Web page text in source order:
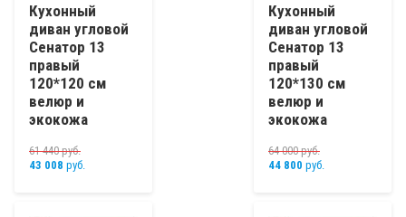
Кухонный
диван угловой
Сенатор 13
правый
120*120 см
велюр и
экокожа
61 440руб.
43 008 руб.
Кухонный
диван угловой
Сенатор 13
правый
120*130 см
велюр и
экокожа
64 000руб.
44 800 руб.